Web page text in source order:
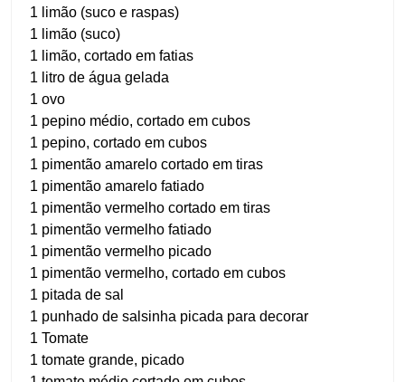
1 limão (suco e raspas)
1 limão (suco)
1 limão, cortado em fatias
1 litro de água gelada
1 ovo
1 pepino médio, cortado em cubos
1 pepino, cortado em cubos
1 pimentão amarelo cortado em tiras
1 pimentão amarelo fatiado
1 pimentão vermelho cortado em tiras
1 pimentão vermelho fatiado
1 pimentão vermelho picado
1 pimentão vermelho, cortado em cubos
1 pitada de sal
1 punhado de salsinha picada para decorar
1 Tomate
1 tomate grande, picado